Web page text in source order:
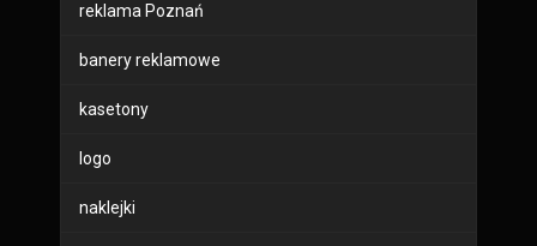
reklama Poznań
banery reklamowe
kasetony
logo
naklejki